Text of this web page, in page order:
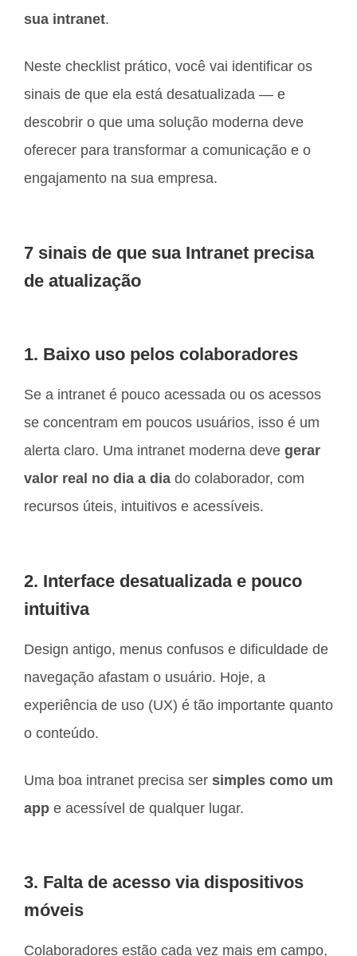
sua intranet.
Neste checklist prático, você vai identificar os
sinais de que ela está desatualizada — e
descobrir o que uma solução moderna deve
oferecer para transformar a comunicação e o
engajamento na sua empresa.
7 sinais de que sua Intranet precisa
de atualização
1. Baixo uso pelos colaboradores
Se a intranet é pouco acessada ou os acessos
se concentram em poucos usuários, isso é um
alerta claro. Uma intranet moderna deve gerar
valor real no dia a dia do colaborador, com
recursos úteis, intuitivos e acessíveis.
2. Interface desatualizada e pouco
intuitiva
Design antigo, menus confusos e dificuldade de
navegação afastam o usuário. Hoje, a
experiência de uso (UX) é tão importante quanto
o conteúdo.
Uma boa intranet precisa ser simples como um
app e acessível de qualquer lugar.
3. Falta de acesso via dispositivos
móveis
Colaboradores estão cada vez mais em campo,